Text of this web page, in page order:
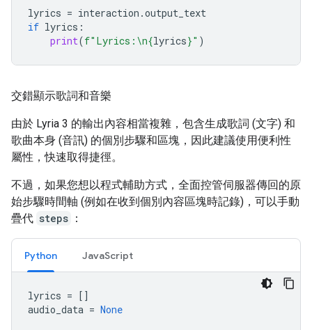
lyrics = interaction .output_text
if lyrics :
print(f"Lyrics: \n{lyrics}" )
交錯顯示歌詞和音樂
由於 Lyria 3 的輸出內容相當複雜，包含生成歌詞 (文字) 和
歌曲本身 (音訊) 的個別步驟和區塊，因此建議使用便利性
屬性，快速取得捷徑。
不過，如果您想以程式輔助方式，全面控管伺服器傳回的原
始步驟時間軸 (例如在收到個別內容區塊時記錄)，可以手動
疊代 steps ：
Python JavaScript
lyrics = []
audio_data = None